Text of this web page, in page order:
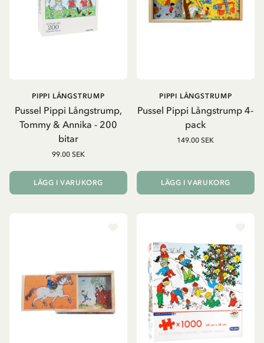
Pussel Pippi Långstrump,
Tommy & Annika - 200
bitar
PIPPI LÅNGSTRUMP
99.00 SEK
LÄGG I VARUKORG
Pussel Pippi Långstrump 4-
pack
PIPPI LÅNGSTRUMP
149.00 SEK
LÄGG I VARUKORG